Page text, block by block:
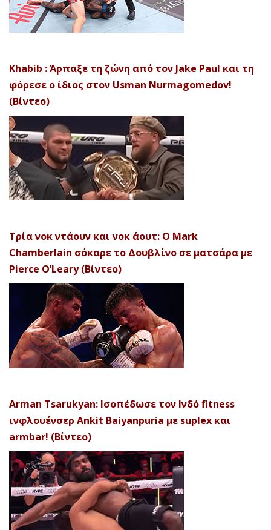
Khabib : Άρπαξε τη ζώνη από τον Jake Paul και τη
φόρεσε ο ίδιος στον Usman Nurmagomedov!
(Βίντεο)
Τρία νοκ ντάουν και νοκ άουτ: Ο Mark
Chamberlain σόκαρε το Δουβλίνο σε ματσάρα με
Pierce O’Leary (Βίντεο)
Arman Tsarukyan: Ισοπέδωσε τον Ινδό fitness
ινφλουένσερ Ankit Baiyanpuria με suplex και
armbar! (Βίντεο)